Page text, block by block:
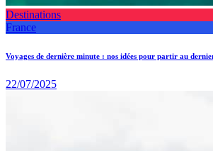
Destinations
France
Voyages de dernière minute : nos idées pour partir au
22/07/2025